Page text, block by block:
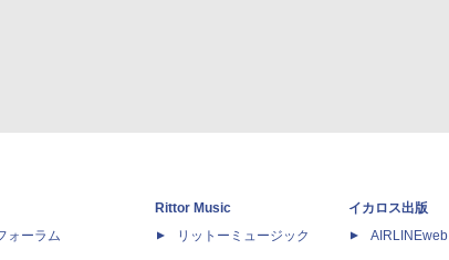
ォーラム
Rittor Music
リットーミュージック
イカロス出版
AIRLINEweb